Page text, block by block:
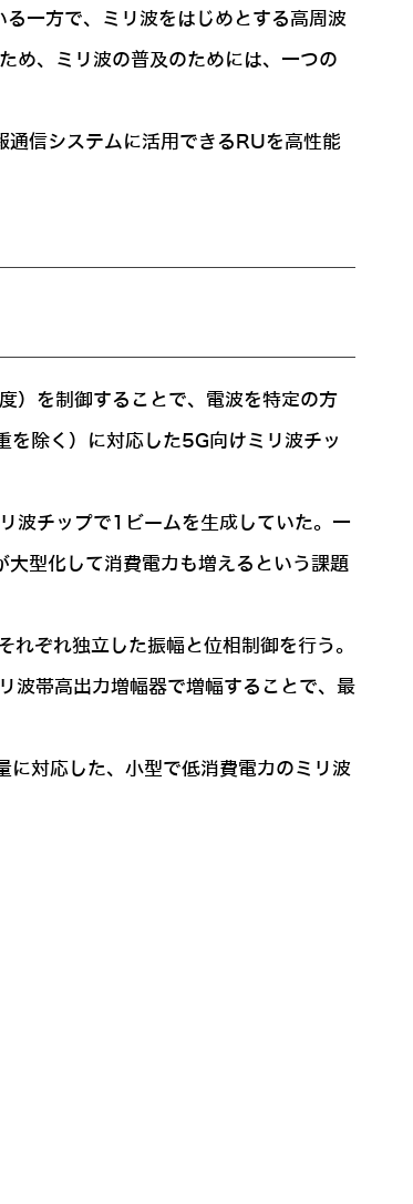
一方で、ミリ波をはじめとする高周波
め、ミリ波の普及のためには、一つの
信システムに活用できるRUを高性能
）を制御することで、電波を特定の方
を除く）に対応した5G向けミリ波チッ
波チップで1ビームを生成していた。一
型化して消費電力も増えるという課題
ぞれ独立した振幅と位相制御を行う。
波帯高出力増幅器で増幅することで、最
対応した、小型で低消費電力のミリ波